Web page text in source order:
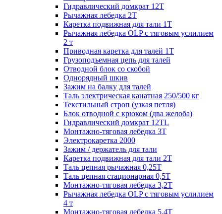
Гидравлический домкрат 12Т
Рычажная лебедка 2Т
Каретка подвижная для тали 1Т
Рычажная лебедка OLP с тяговым услилием
2 т
Приводная каретка для талей 1Т
Грузоподъемная цепь для талей
Отводной блок со скобой
Однорядный шкив
Зажим на балку для талей
Таль электрическая канатная 250/500 кг
Текстильный строп (узкая петля)
Блок отводной с крюком (два желоба)
Гидравлический домкрат 12TL
Монтажно-тяговая лебедка 3Т
Электрокаретка 2000
Зажим / держатель для тали
Каретка подвижная для тали 2Т
Таль цепная рычажная 0,25Т
Таль цепная стационарная 0,5Т
Монтажно-тяговая лебедка 3,2Т
Рычажная лебедка OLP с тяговым услилием
4 т
Монтажно-тяговая лебедка 5,4Т